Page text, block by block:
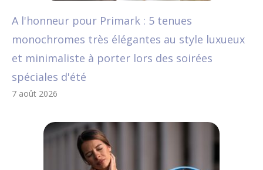
A l'honneur pour Primark : 5 tenues
monochromes très élégantes au style luxueux
et minimaliste à porter lors des soirées
spéciales d'été
7 août 2026